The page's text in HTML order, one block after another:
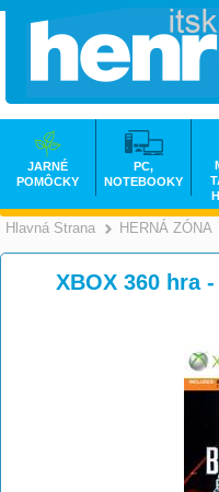
Hlavná Strana HERNÁ ZÓNA
XBOX 360 hra
JARNÉ
POMÔCKY
PC,
NOTEBOOKY